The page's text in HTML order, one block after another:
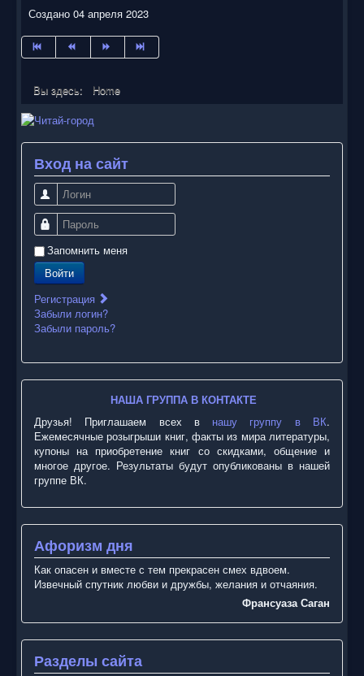
Создано 04 апреля 2023
Вы здесь: Home
Вход на сайт
Логин
Пароль
Запомнить меня
Войти
Регистрация
Забыли логин?
Забыли пароль?
НАША ГРУППА В КОНТАКТЕ
Друзья! Приглашаем всех в нашу группу в ВК.
Ежемесячные розыгрыши книг, факты из мира литературы,
купоны на приобретение книг со скидками, общение и
многое другое. Результаты будут опубликованы в нашей
группе ВК.
Афоризм дня
Как опасен и вместе с тем прекрасен смех вдвоем.
Извечный спутник любви и дружбы, желания и отчаяния.
Франсуаза Саган
Разделы сайта